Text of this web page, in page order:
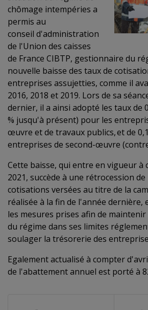
chômage intempéries a
permis au
conseil d'administration
de l'Union des caisses
de France CIBTP, gestionnaire du
nouvelle baisse des taux de
entreprises assujetties, comme il
2016, 2018 et 2019. Lors de sa
dernier, il a ainsi adopté les taux de
% jusqu'à présent) pour les
œuvre et de travaux publics, et de
entreprises de second-œuvre
Cette baisse, qui entre en vigueur à
2021, succède à une rétrocession
cotisations versées au titre de la
réalisée à la fin de l'année dernière,
les mesures prises afin de
du régime dans ses limites
soulager la trésorerie des
Egalement actualisé à compter
de l'abattement annuel est porté à